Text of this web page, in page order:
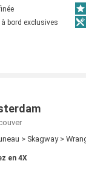
bord exclusives
> Skagway >
en 4X